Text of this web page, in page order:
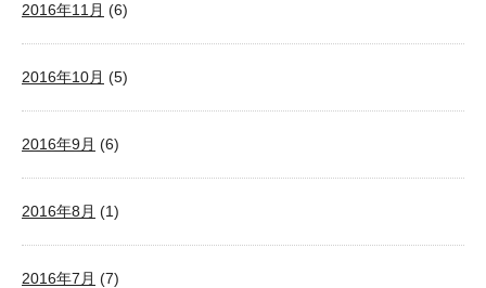
2016年11月 (6)
2016年10月 (5)
2016年9月 (6)
2016年8月 (1)
2016年7月 (7)